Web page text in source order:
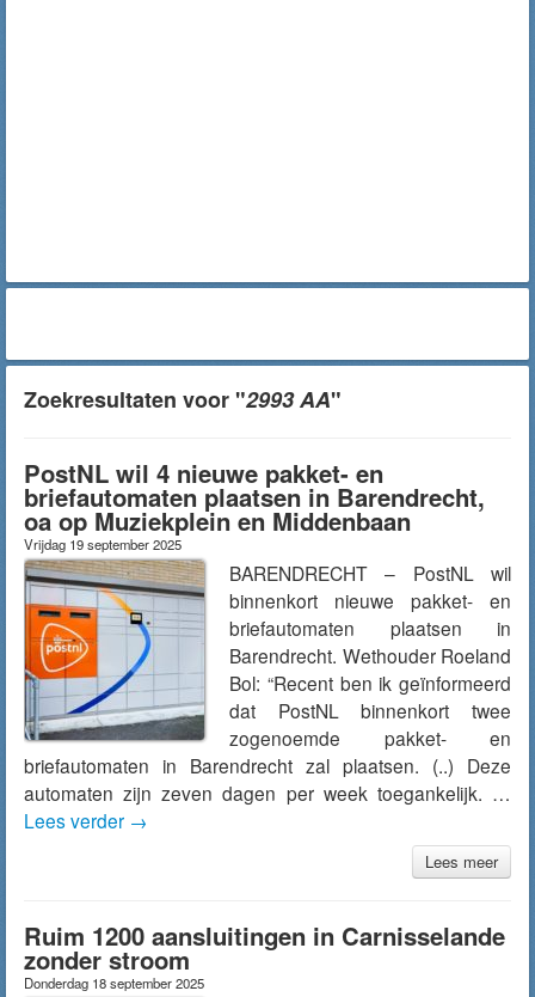
Zoekresultaten voor "2993 AA"
PostNL wil 4 nieuwe pakket- en
briefautomaten plaatsen in Barendrecht,
oa op Muziekplein en Middenbaan
Vrijdag 19 september 2025
BARENDRECHT – PostNL wil
binnenkort nieuwe pakket- en
briefautomaten plaatsen in
Barendrecht. Wethouder Roeland
Bol: “Recent ben ik geïnformeerd
dat PostNL binnenkort twee
zogenoemde pakket- en
briefautomaten in Barendrecht zal plaatsen. (..) Deze
automaten zijn zeven dagen per week toegankelijk. …
Lees verder →
Lees meer
Ruim 1200 aansluitingen in Carnisselande
zonder stroom
Donderdag 18 september 2025